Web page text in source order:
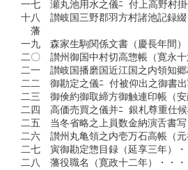
一七　瀬丸池用水之儀ﾆ 付上高野村
十八　讃岐国三野郡羽方村諸池記録
藩
一九　森家生駒関係文書（慶長年間
二〇　讃州御国中村切高惣帳（寛永
二一　讃岐国播磨国近江国之内領知
二二　御勘定之儀ﾆ 付被仰出之御書
二三　御倹約御取締方御触連印帳（
二四　高価売買之儀并ﾆ 銀札尊重仕
二五　当冬省略之上員数金納演舌書
二六　讃州丸亀領之内壱万石高帳（
二七　寅御勘定惣目録（延享三年）
二八　藩役職名（寛政十二年）・・